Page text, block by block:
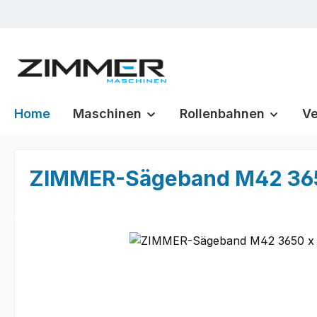
Home Maschinen Rollenbahnen
ZIMMER-Sägeband M42
Bildergalerie überspringen